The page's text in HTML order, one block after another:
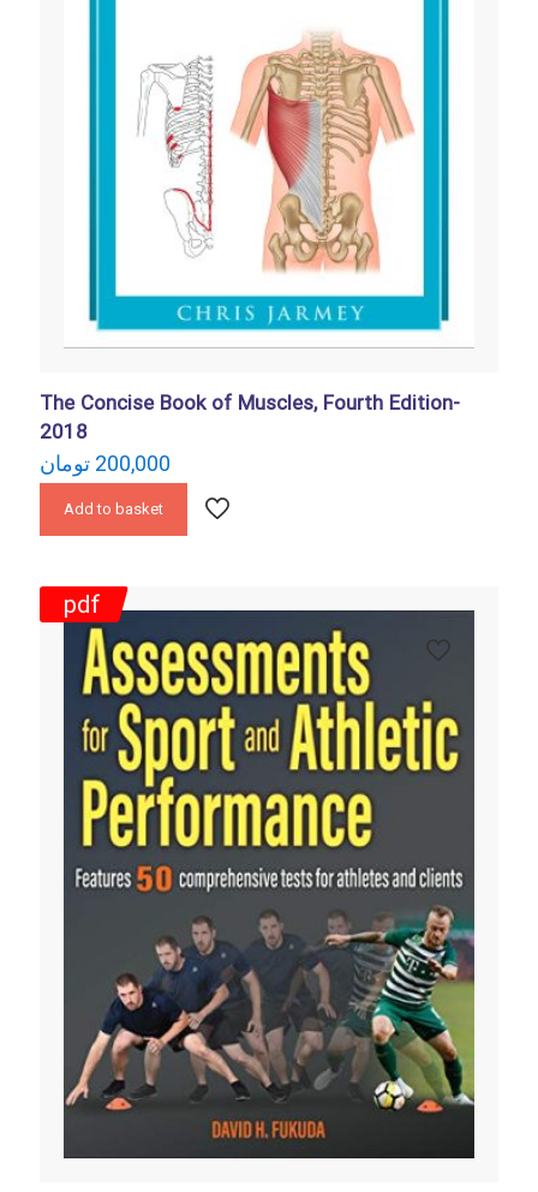
The Concise Book of Muscles, Fourth Edition-
2018
200,000 تومان
Add to basket
pdf